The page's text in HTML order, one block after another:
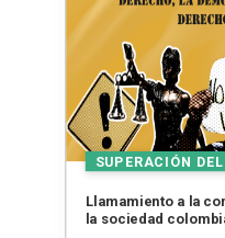
Llamamiento a la
la sociedad